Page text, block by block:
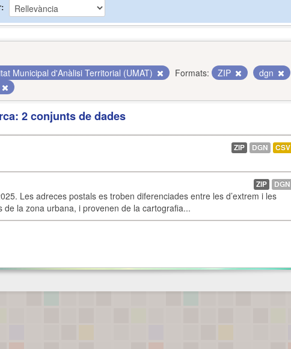
Municipal d'Anàlisi Territorial (UMAT) Formats: ZIP
dgn
2 conjunts de dades
ZIP DGN CSV
Les adreces postals es troben diferenciades entre les d’extrem i les
de la zona urbana, i provenen de la cartografia...
ZIP DGN